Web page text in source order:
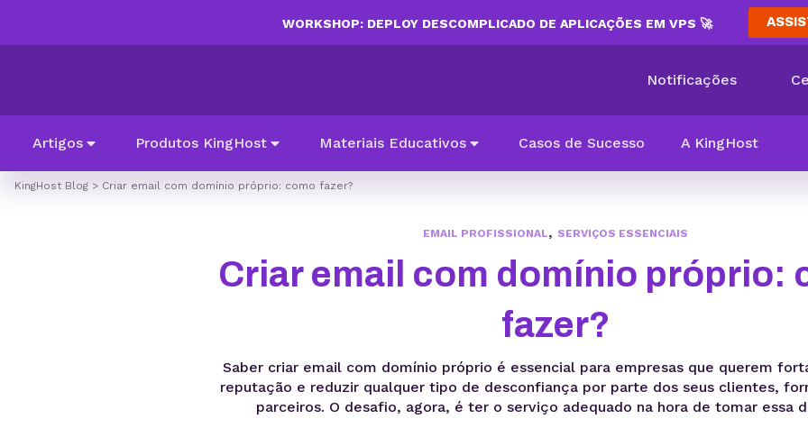
WORKSHOP: DEPLOY DESCOMPLICADO DE APLICAÇÕES EM VPS 🚀
Notificações
Artigos Produtos KingHost Materiais Educativos Casos de Sucesso A KingHost
KingHost Blog > Criar email com domínio próprio: como fazer?
EMAIL PROFISSIONAL, SERVIÇOS ESSENCIAIS
Criar email com domínio próprio:
fazer?
Saber criar email com domínio próprio é essencial para empresas que querem
reputação e reduzir qualquer tipo de desconfiança por parte dos seus clientes,
parceiros. O desafio, agora, é ter o serviço adequado na hora de tomar essa